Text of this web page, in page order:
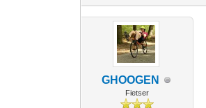
GHOOGEN
Fietser